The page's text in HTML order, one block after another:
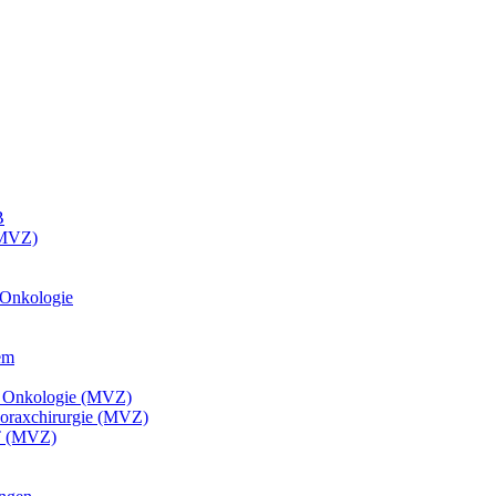
Onkologie (MVZ)
(MVZ)
(MVZ)